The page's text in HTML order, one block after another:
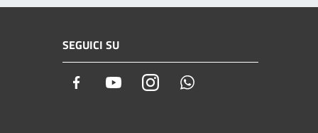
SEGUICI SU
Facebook YoutubeInstagram